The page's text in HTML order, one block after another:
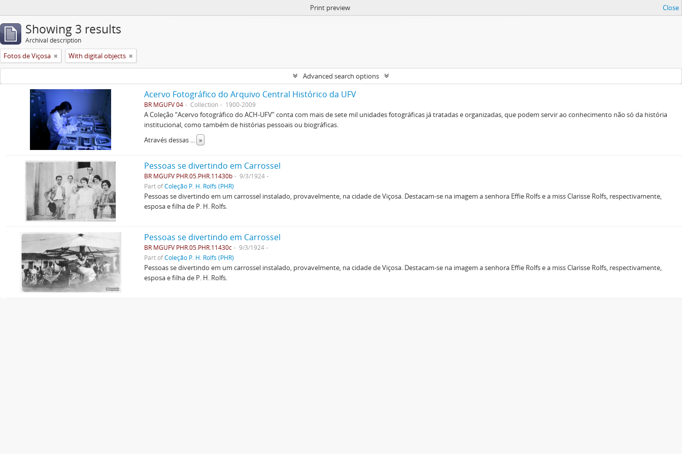
Print preview Close
Showing 3 results
Archival description
Fotos de Viçosa With digital objects
Advanced search options
Acervo Fotográfico do Arquivo Central Histórico da UFV
BR MGUFV 04 Collection 1900-2009
A Coleção “Acervo fotográfico do ACH-UFV” conta com mais de sete mil unidades fotográficas já tratadas e organizadas, que podem servir ao conhecimento não só da história
institucional, como também de histórias pessoais ou biográficas.
Através dessas ... »
Pessoas se divertindo em Carrossel
BR MGUFV PHR.05.PHR.11430b
9/3/1924
Part ofColeção P. H. Rolfs (PHR)
Pessoas se divertindo em um carrossel instalado, provavelmente, na cidade de Viçosa. Destacam-se na imagem a senhora Effie Rolfs e a miss Clarisse Rolfs, respectivamente,
esposa e filha de P. H. Rolfs.
Pessoas se divertindo em Carrossel
BR MGUFV PHR.05.PHR.11430c
9/3/1924
Part ofColeção P. H. Rolfs (PHR)
Pessoas se divertindo em um carrossel instalado, provavelmente, na cidade de Viçosa. Destacam-se na imagem a senhora Effie Rolfs e a miss Clarisse Rolfs, respectivamente,
esposa e filha de P. H. Rolfs.